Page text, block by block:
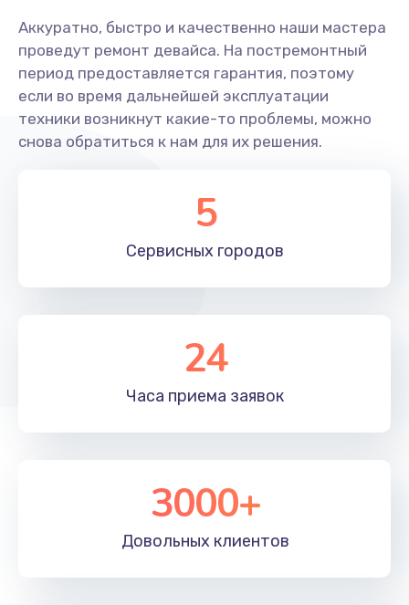
Заказать
Замена системы охлаждения
800 руб.
Заказать
600 руб.
Заказать
Аккуратно, быстро и качественно наши мастера
проведут ремонт девайса. На постремонтный
период предоставляется гарантия, поэтому
если во время дальнейшей эксплуатации
техники возникнут какие-то проблемы, можно
снова обратиться к нам для их решения.
5
Сервисных городов
24
Часа приема заявок
3000+
Довольных клиентов